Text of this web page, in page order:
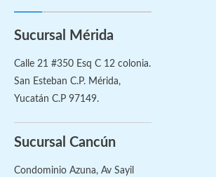
Sucursal Mérida
Calle 21 #350 Esq C 12 colonia.
San Esteban C.P. Mérida,
Yucatán C.P 97149.
Sucursal Cancún
Condominio Azuna, Av Sayil